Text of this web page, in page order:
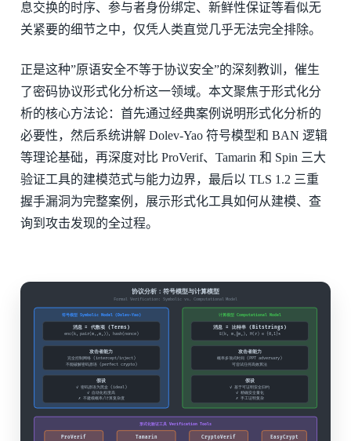
息交换的时序、参与者身份绑定、新鲜性保证等看似无
关紧要的细节之中，仅凭人类直觉几乎无法完全排除。
正是这种”原语安全不等于协议安全”的深刻教训，催生
了密码协议形式化分析这一领域。本文聚焦于形式化分
析的核心方法论：首先通过经典案例说明形式化分析的
必要性，然后系统讲解 Dolev-Yao 符号模型和 BAN 逻辑
等理论基础，再深度对比 ProVerif、Tamarin 和 Spin 三大
验证工具的建模范式与能力边界，最后以 TLS 1.2 三重
握手漏洞为完整案例，展示形式化工具如何从建模、查
询到攻击发现的全过程。